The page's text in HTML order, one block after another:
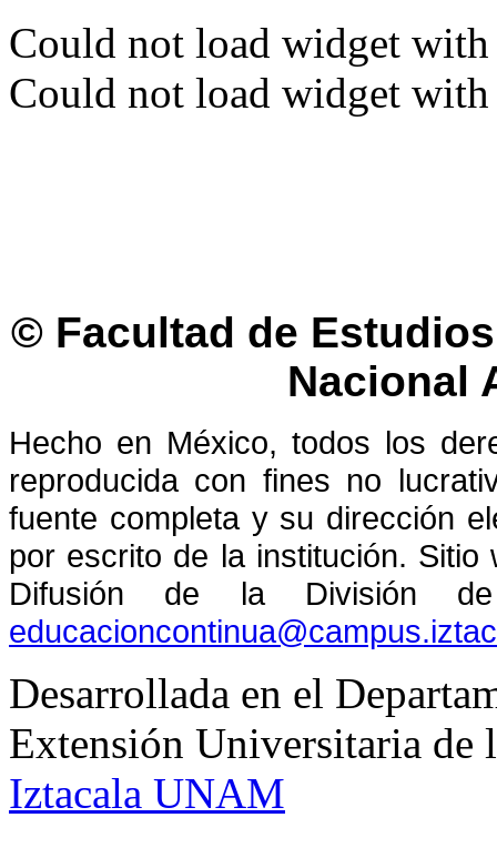
Could not load widget
Could not load widget
© Facultad de
Nacional
Hecho en México, todos los
reproducida con fines no
fuente completa y su dirección
por escrito de la institución.
Difusión de la División
Desarrollada en el
Extensión Universitaria
Iztacala UNAM